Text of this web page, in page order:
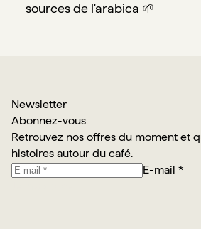
sources de l'arabica 🌱
Newsletter
Abonnez-vous.
Retrouvez nos offres du moment et
histoires autour du café.
E-mail *